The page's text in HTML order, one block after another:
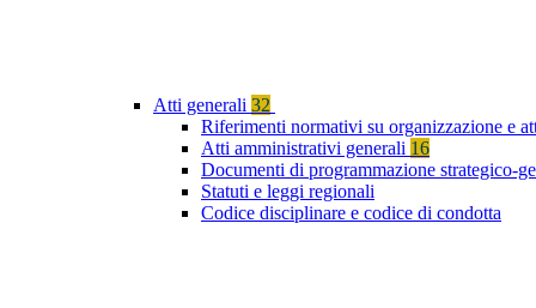
Atti generali 32
Riferimenti normativi su organizzazione e
Atti amministrativi generali 16
Documenti di programmazione strategico-
Statuti e leggi regionali
Codice disciplinare e codice di condotta